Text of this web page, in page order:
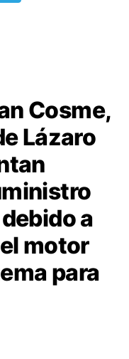
Cosme,
Lázaro
a
motor
para